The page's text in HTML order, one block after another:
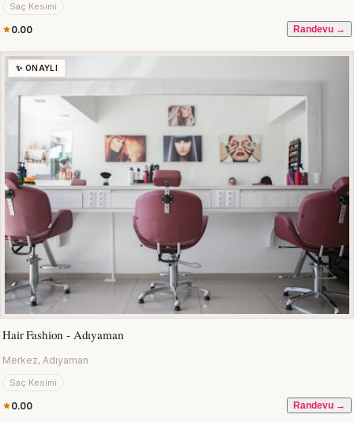
Saç Kesimi
0.00 Randevu →
✨ ONAYLI
Hair Fashion - Adıyaman
Merkez, Adıyaman
Saç Kesimi
0.00 Randevu →